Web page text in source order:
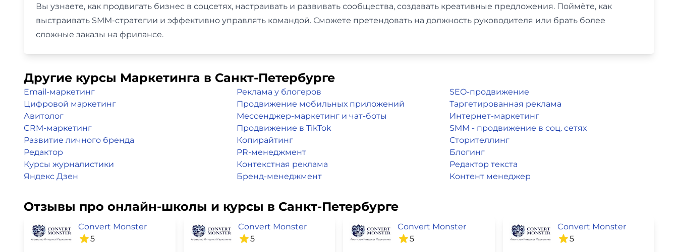
Вы узнаете, как продвигать бизнес в соцсетях, настраивать и развивать сообщества, создавать креативные предложения. Поймёте, как
выстраивать SMM-стратегии и эффективно управлять командой. Сможете претендовать на должность руководителя или брать более
сложные заказы на фрилансе.
Другие курсы Маркетинга в Санкт-Петербурге
Email-маркетинг
Цифровой маркетинг
Авитолог
CRM-маркетинг
Развитие личного бренда
Редактор
Курсы журналистики
Яндекс Дзен
Реклама у блогеров
Продвижение мобильных приложений
Мессенджер-маркетинг и чат-боты
Продвижение в TikTok
Копирайтинг
PR-менеджмент
Контекстная реклама
Бренд-менеджмент
SEO-продвижение
Таргетированная реклама
Интернет-маркетинг
SMM - продвижение в соц. сетях
Сторителлинг
Блогинг
Редактор текста
Контент менеджер
Отзывы про онлайн-школы и курсы в Санкт-Петербурге
Convert Monster
5
Convert Monster
5
Convert Monster
5
Convert Monster
5